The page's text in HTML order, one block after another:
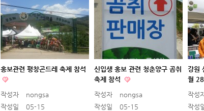
홍보관련 평창곤드레 축제 참석
작성자
nongsa
작성일
05-15
신입생 홍보 관련 청춘양구 곰취
축제 참석
작성자
nongsa
작성일
05-15
강원
월
작성
작성